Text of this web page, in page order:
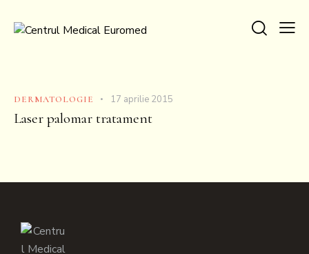
DERMATOLOGIE 17 aprilie 2015
Laser palomar tratament